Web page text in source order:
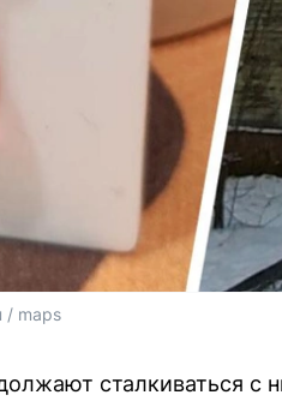
/ maps
сталкиваться с